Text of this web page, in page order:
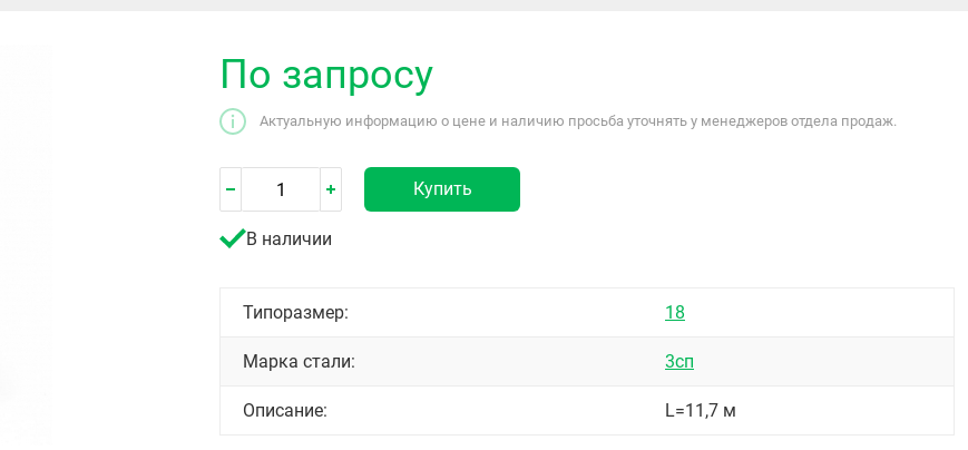
По запросу
Актуальную информацию о цене и наличию просьба уточнять у менеджеров отдела продаж.
Купить
В наличии
Типоразмер: 18
Марка стали: 3сп
Описание: L=11,7 м